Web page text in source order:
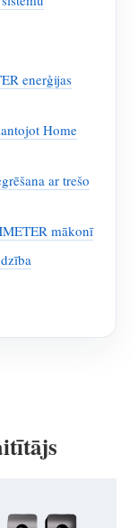
enerģijas
Home
ar trešo
mākonī